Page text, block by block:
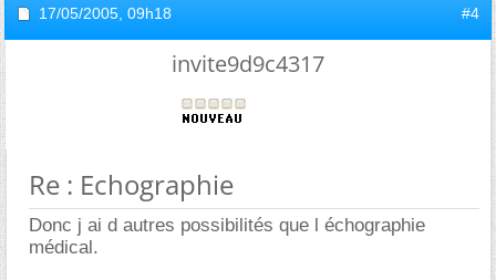
17/05/2005, 09h18 #4
invite9d9c4317
Re : Echographie
Donc j ai d autres possibilités que l échographie
médical.